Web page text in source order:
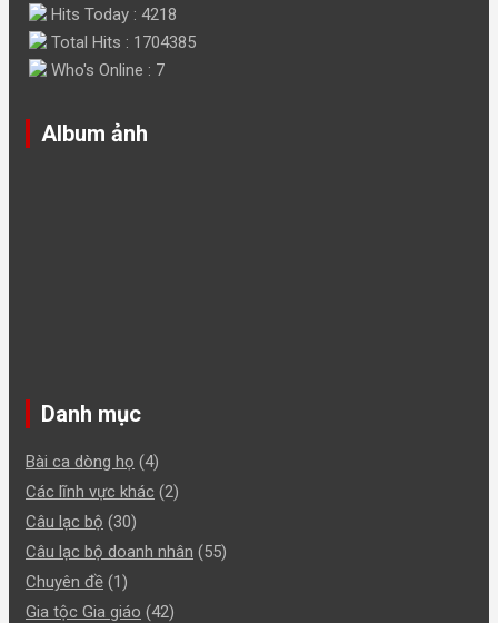
Hits Today : 4218
Total Hits : 1704385
Who's Online : 7
Album ảnh
Danh mục
Bài ca dòng họ (4)
Các lĩnh vực khác (2)
Câu lạc bộ (30)
Câu lạc bộ doanh nhân (55)
Chuyên đề (1)
Gia tộc Gia giáo (42)